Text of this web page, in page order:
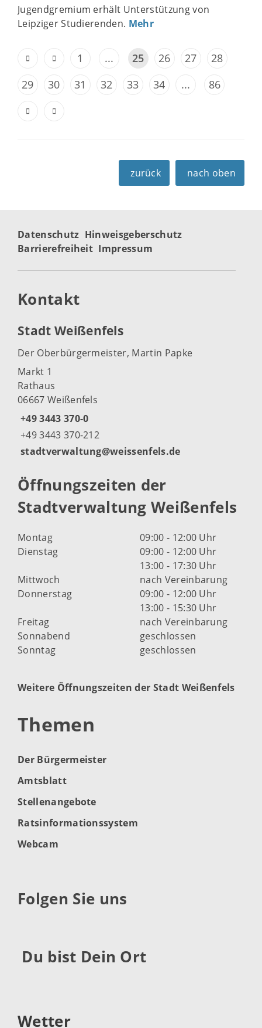
Jugendgremium erhält Unterstützung von
Leipziger Studierenden. Mehr
1 ... 25 26 27
28
29
30 31 32 33 34 ... 86
zurück nach oben
Datenschutz Hinweisgeberschutz
Barrierefreiheit Impressum
Kontakt
Stadt Weißenfels
Der Oberbürgermeister, Martin Papke
Markt 1
Rathaus
06667 Weißenfels
+49 3443 370-0
+49 3443 370-212
stadtverwaltung@weissenfels.de
Öffnungszeiten der
Stadtverwaltung Weißenfels
Montag
09:00 - 12:00 Uhr
Dienstag
09:00 - 12:00 Uhr
13:00 - 17:30 Uhr
Mittwoch
nach Vereinbarung
Donnerstag
09:00 - 12:00 Uhr
13:00 - 15:30 Uhr
Freitag
nach Vereinbarung
Sonnabend
geschlossen
Sonntag
geschlossen
Weitere Öffnungszeiten der Stadt Weißenfels
Themen
Der Bürgermeister
Amtsblatt
Stellenangebote
Ratsinformationssystem
Webcam
Folgen Sie uns
Du bist Dein Ort
Wetter